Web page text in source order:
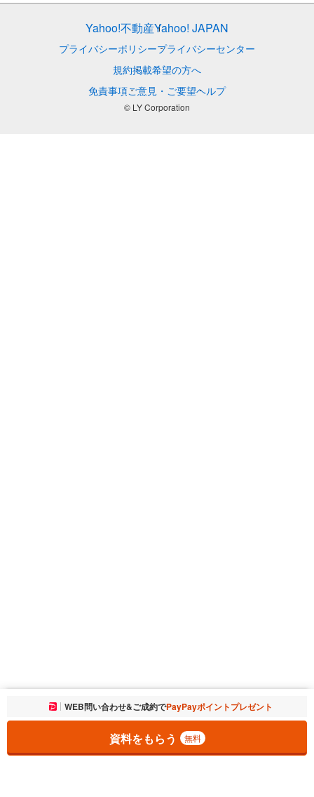
お気に入りに追加しました。 一覧を開く
WEB問い合わせ&ご成約でPayPayポイントプレゼント
資料をもらう 無料
Yahoo!不動産Yahoo! JAPAN
プライバシーポリシープライバシーセンター
規約掲載希望の方へ
免責事項ご意見・ご要望ヘルプ
© LY Corporation